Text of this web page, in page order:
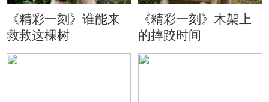
《精彩一刻》谁能来
救救这棵树
《精彩一刻》木架上
的摔跤时间